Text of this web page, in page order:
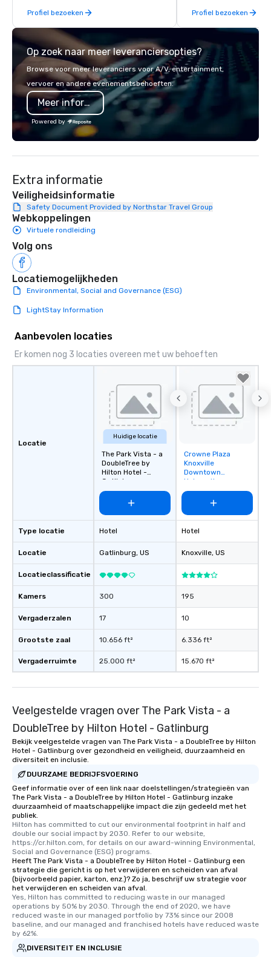
Profiel bezoeken Profiel bezoeken
Op zoek naar meer leveranciersopties?
Browse voor meer leveranciers voor A/V, entertainment,
vervoer en andere evenementsbehoeften.
Meer informatie
Powered by
Extra informatie
Veiligheidsinformatie
Safety Document Provided by Northstar Travel Group
Webkoppelingen
Virtuele rondleiding
Volg ons
Locatiemogelijkheden
Environmental, Social and Governance (ESG)
LightStay Information
Aanbevolen locaties
Er komen nog 3 locaties overeen met uw behoeften
Locatie
Type locatie
Locatie
Locatieclassificatie
Kamers
Vergaderzalen
Grootste zaal
Vergaderruimte
Huidige locatie
The Park Vista - a
DoubleTree by
Hilton Hotel -
Gatlinburg
Hotel
Gatlinburg, US
300
17
10.656 ft²
25.000 ft²
Removed from
favorites
Crowne Plaza
Knoxville
Downtown
University
Hotel
Knoxville, US
195
10
6.336 ft²
15.670 ft²
Veelgestelde vragen over The Park Vista - a
DoubleTree by Hilton Hotel - Gatlinburg
Bekijk veelgestelde vragen van The Park Vista - a DoubleTree by Hilton
Hotel - Gatlinburg over gezondheid en veiligheid, duurzaamheid en
diversiteit en inclusie.
DUURZAME BEDRIJFSVOERING
Geef informatie over of een link naar doelstellingen/strategieën van
The Park Vista - a DoubleTree by Hilton Hotel - Gatlinburg inzake
duurzaamheid of maatschappelijke impact die zijn gedeeld met het
publiek.
Hilton has committed to cut our environmental footprint in half and
double our social impact by 2030. Refer to our website,
https://cr.hilton.com, for details on our award-winning Environmental,
Social and Governance (ESG) programs.
Heeft The Park Vista - a DoubleTree by Hilton Hotel - Gatlinburg een
strategie die gericht is op het verwijderen en scheiden van afval
(bijvoorbeeld papier, karton, enz.)? Zo ja, beschrijf uw strategie voor
het verwijderen en scheiden van afval.
Yes, Hilton has committed to reducing waste in our managed
operations by 50% by 2030. Through the end of 2020, we have
reduced waste in our managed portfolio by 73% since our 2008
baseline, and our managed and franchised hotels have reduced waste
by 62%.
DIVERSITEIT EN INCLUSIE